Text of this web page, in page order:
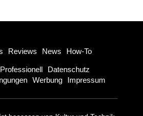
Reviews News How-To
Datenschutz
Werbung Impressum